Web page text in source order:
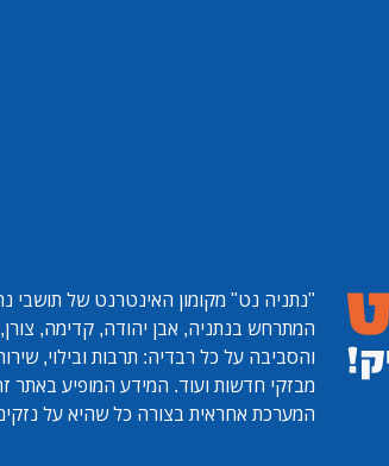
"נתניה נט" מקומון האינטרנט של תושבי
המתרחש בנתניה, אבן יהודה, קדימה,
והסביבה על כל רבדיה: תרבות ובילוי,
מבזקי חדשות ועוד. המידע המופיע באתר
המערכת אחראית בצורה כל שהיא על